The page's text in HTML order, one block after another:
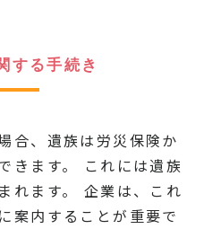
する手続き
合、遺族は労災保険か
きます。 これには遺族
れます。 企業は、これ
案内することが重要で